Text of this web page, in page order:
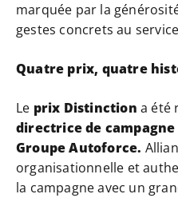
marquée par la
gestes concrets au
Quatre prix, quatre
Le prix Distinction a été
directrice de
Groupe Autoforce.
organisationnelle et
la campagne avec un